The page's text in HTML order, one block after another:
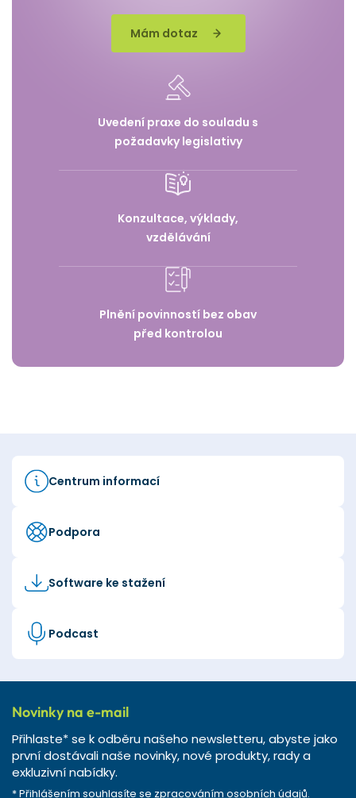
Mám dotaz
Uvedení praxe do souladu s
požadavky legislativy
Konzultace, výklady,
vzdělávání
Plnění povinností bez obav
před kontrolou
Centrum informací
Podpora
Software ke stažení
Podcast
Novinky na e-mail
Přihlaste* se k odběru našeho newsletteru, abyste jako
první dostávali naše novinky, nové produkty, rady a
exkluzivní nabídky.
* Přihlášením souhlasíte se zpracováním osobních údajů.